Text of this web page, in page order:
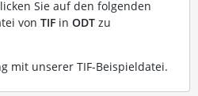
Sie auf den folgenden
von TIFin ODTzu
mit unserer TIF-Beispieldatei.